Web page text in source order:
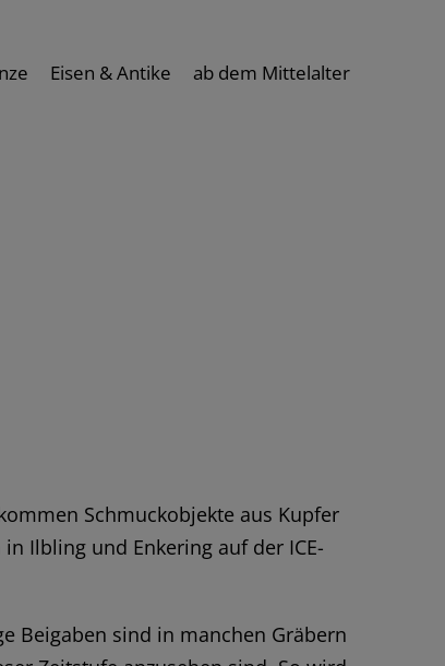
Eisen & Antike ab dem Mittelalter
Schmuckobjekte aus Kupfer
Ilbling und Enkering auf der ICE-
Beigaben sind in manchen Gräbern